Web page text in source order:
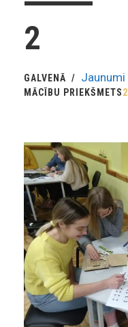
2
GALVENĀ Jaunumi
MĀCĪBU PRIEKŠMETS2